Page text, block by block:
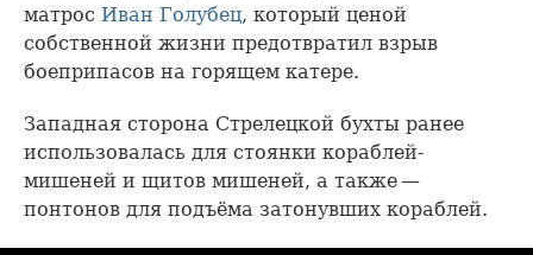
матрос Иван Голубец, который ценой
собственной жизни предотвратил взрыв
боеприпасов на горящем катере.
Западная сторона Стрелецкой бухты ранее
использовалась для стоянки кораблей-
мишеней и щитов мишеней, а также —
понтонов для подъёма затонувших кораблей.